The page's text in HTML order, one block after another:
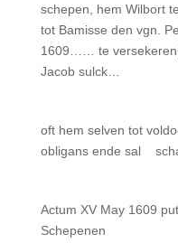
schepen, hem Wilbort
tot Bamisse den vgn.
1609…… te
Jacob sulck…
oft hem selven tot
obligans ende sal
Actum XV May 1609
Schepenen